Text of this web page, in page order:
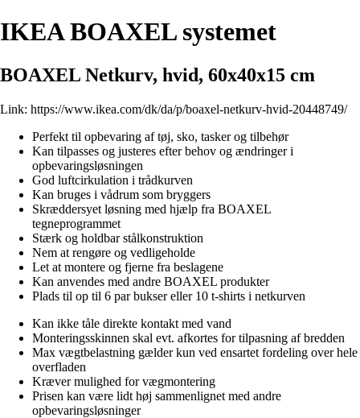
IKEA BOAXEL systemet
BOAXEL Netkurv, hvid, 60x40x15 cm
Link: https://www.ikea.com/dk/da/p/boaxel-netkurv-hvid-20448749/
Perfekt til opbevaring af tøj, sko, tasker og tilbehør
Kan tilpasses og justeres efter behov og ændringer i
opbevaringsløsningen
God luftcirkulation i trådkurven
Kan bruges i vådrum som bryggers
Skræddersyet løsning med hjælp fra BOAXEL
tegneprogrammet
Stærk og holdbar stålkonstruktion
Nem at rengøre og vedligeholde
Let at montere og fjerne fra beslagene
Kan anvendes med andre BOAXEL produkter
Plads til op til 6 par bukser eller 10 t-shirts i netkurven
Kan ikke tåle direkte kontakt med vand
Monteringsskinnen skal evt. afkortes for tilpasning af bredden
Max vægtbelastning gælder kun ved ensartet fordeling over hele
overfladen
Kræver mulighed for vægmontering
Prisen kan være lidt høj sammenlignet med andre
opbevaringsløsninger